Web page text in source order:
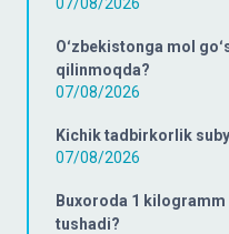
Oʻzbekistonga mol
qilinmoqda?
07/08/2026
Kichik tadbirkorlik
07/08/2026
Buxoroda 1
tushadi?